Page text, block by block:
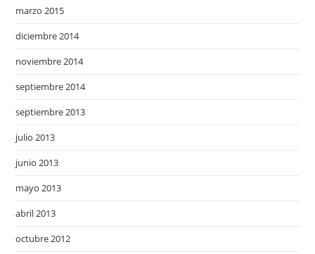
marzo 2015
diciembre 2014
noviembre 2014
septiembre 2014
septiembre 2013
julio 2013
junio 2013
mayo 2013
abril 2013
octubre 2012